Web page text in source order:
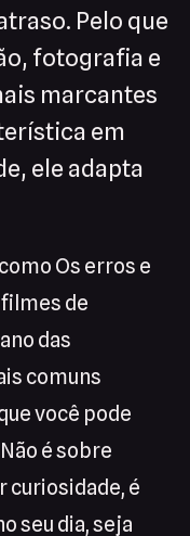
Pelo que
fotografia e
marcantes
em
ele adapta
Os erros e
de
das
comuns
você pode
é sobre
curiosidade, é
seu dia, seja